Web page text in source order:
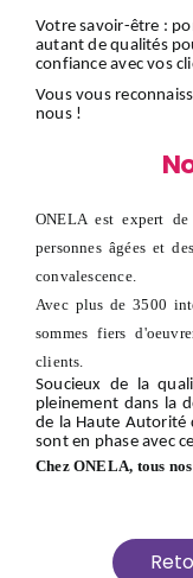
Votresavoir-être :
autant de qualités
confiance avec vos
Vous vous
nous!
ONELA est expert
personnes âgées et
convalescence.
Avec plus de 3500
sommes fiers
clients.
Soucieux de la
pleinement dans la
de la Haute Autorité
sont en phase avec
Chez ONELA, tous